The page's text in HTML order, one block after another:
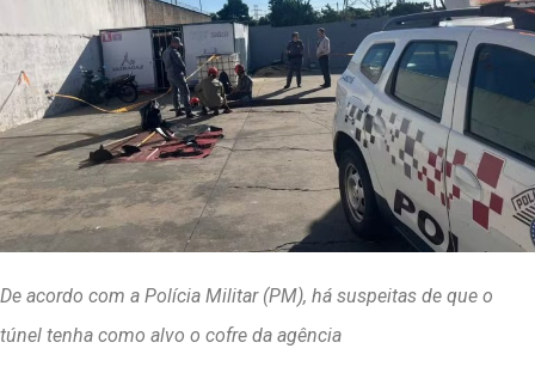
De acordo com a Polícia Militar (PM), há suspeitas de que o
túnel tenha como alvo o cofre da agência